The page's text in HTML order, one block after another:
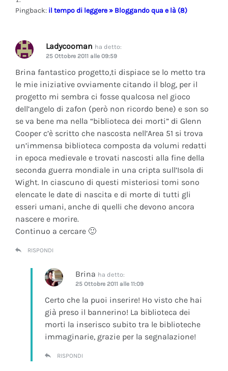
Pingback: il tempo di leggere » Bloggando qua e là (8)
Ladycooman ha detto:
25 Ottobre 2011 alle 09:59
Brina fantastico progetto,ti dispiace se lo metto tra
le mie iniziative ovviamente citando il blog, per il
progetto mi sembra ci fosse qualcosa nel gioco
dell’angelo di zafon (però non ricordo bene) e son so
se va bene ma nella “biblioteca dei morti” di Glenn
Cooper c’è scritto che nascosta nell’Area 51 si trova
un’immensa biblioteca composta da volumi redatti
in epoca medievale e trovati nascosti alla fine della
seconda guerra mondiale in una cripta sull’Isola di
Wight. In ciascuno di questi misteriosi tomi sono
elencate le date di nascita e di morte di tutti gli
esseri umani, anche di quelli che devono ancora
nascere e morire.
Continuo a cercare 🙂
RISPONDI
Brina ha detto:
25 Ottobre 2011 alle 11:09
Certo che la puoi inserire! Ho visto che hai
già preso il bannerino! La biblioteca dei
morti la inserisco subito tra le biblioteche
immaginarie, grazie per la segnalazione!
RISPONDI